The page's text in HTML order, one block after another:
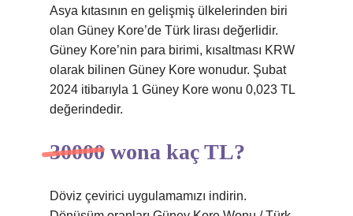
Asya kıtasının en gelişmiş ülkelerinden biri
olan Güney Kore’de Türk lirası değerlidir.
Güney Kore’nin para birimi, kısaltması KRW
olarak bilinen Güney Kore wonudur. Şubat
2024 itibarıyla 1 Güney Kore wonu 0,023 TL
değerindedir.
30000 wona kaç TL?
Döviz çevirici uygulamamızı indirin.